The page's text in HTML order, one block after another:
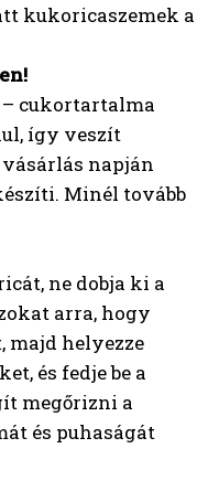
kukoricaszemek a
cukortartalma
így veszít
vásárlás napján
Minél tovább
ne dobja ki a
arra, hogy
majd helyezze
és fedje be a
megőrizni a
és puhaságát